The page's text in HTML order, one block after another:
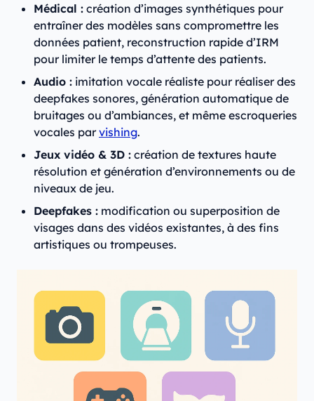
Médical : création d’images synthétiques pour
entraîner des modèles sans compromettre les
données patient, reconstruction rapide d’IRM
pour limiter le temps d’attente des patients.
Audio : imitation vocale réaliste pour réaliser des
deepfakes sonores, génération automatique de
bruitages ou d’ambiances, et même escroqueries
vocales parvishing.
Jeux vidéo & 3D : création de textures haute
résolution et génération d’environnements ou de
niveaux de jeu.
Deepfakes : modification ou superposition de
visages dans des vidéos existantes, à des fins
artistiques ou trompeuses.